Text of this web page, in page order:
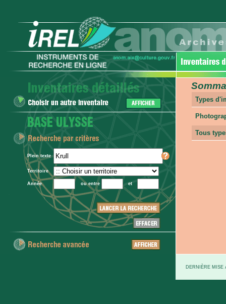
Plein texte
Territoire
Année ou entre et
Types
Tous
DERNIÈRE MISE